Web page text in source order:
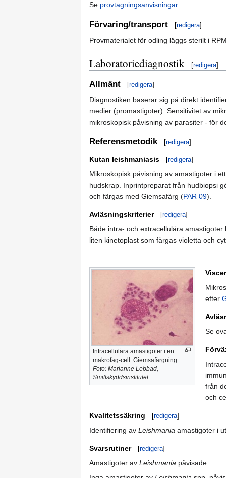
Se provtagningsanvisningar
Förvaring/transport [redigera]
Provmaterialet för odling läggs sterilt i
Laboratoriediagnostik [redigera]
Allmänt [redigera]
Diagnostiken baserar sig på direkt
medier (promastigoter). Sensitivitet av
mikroskopisk påvisning av parasiter - för
Referensmetodik [redigera]
Kutan leishmaniasis [redigera]
Mikroskopisk påvisning av amastigoter i
hudskrap. Inprintpreparat från hudbiopsi
och färgas med Giemsafärg (PAR 09).
Avläsningskriterier [redigera]
Både intra- och extracellulära
liten kinetoplast som färgas violetta och
Intracellulära amastigoter i en
makrofag-cell. Giemsafärgning.
Foto: Marianne Lebbad,
Smittskyddsinstitutet
efter
Se
från
och
Kvalitetssäkring [redigera]
Identifiering av Leishmania amastigoter i
Svarsrutiner [redigera]
Amastigoter av Leishmania påvisade.